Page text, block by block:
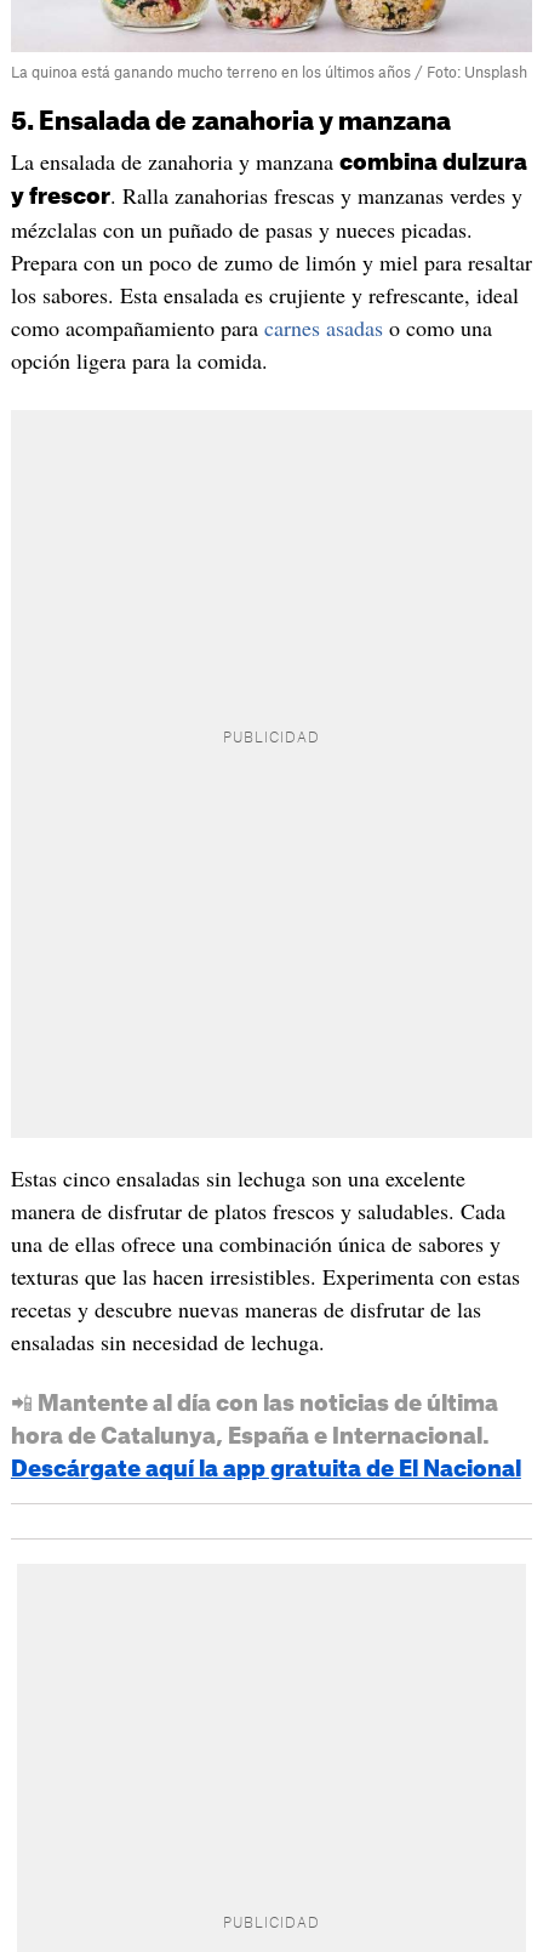
La quinoa está ganando mucho terreno en los últimos años / Foto: Unsplash
5. Ensalada de zanahoria y manzana
La ensalada de zanahoria y manzana combina dulzura
y frescor. Ralla zanahorias frescas y manzanas verdes y
mézclalas con un puñado de pasas y nueces picadas.
Prepara con un poco de zumo de limón y miel para resaltar
los sabores. Esta ensalada es crujiente y refrescante, ideal
como acompañamiento para carnes asadaso como una
opción ligera para la comida.
Estas cinco ensaladas sin lechuga son una excelente
manera de disfrutar de platos frescos y saludables. Cada
una de ellas ofrece una combinación única de sabores y
texturas que las hacen irresistibles. Experimenta con estas
recetas y descubre nuevas maneras de disfrutar de las
ensaladas sin necesidad de lechuga.
📲 Mantente al día con las noticias de última
hora de Catalunya, España e Internacional.
Descárgate aquí la app gratuita de El Nacional